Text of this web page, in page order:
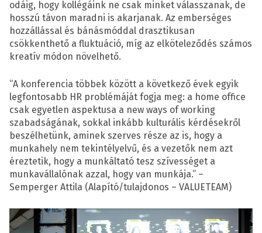
odáig, hogy kollégáink ne csak minket válasszanak, de
hosszú távon maradni is akarjanak. Az emberséges
hozzállással és bánásmóddal drasztikusan
csökkenthető a fluktuáció, míg az elköteleződés számos
kreatív módon növelhető.
“A konferencia többek között a következő évek egyik
legfontosabb HR problémáját fogja meg: a home office
csak egyetlen aspektusa a new ways of working
szabadságának, sokkal inkább kulturális kérdésekről
beszélhetünk, aminek szerves része az is, hogy a
munkahely nem tekintélyelvű, és a vezetők nem azt
éreztetik, hogy a munkáltató tesz szívességet a
munkavállalónak azzal, hogy van munkája.” –
Semperger Attila (Alapító/tulajdonos – VALUETEAM)